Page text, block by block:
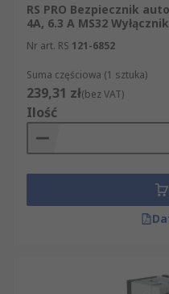
asynchronicznych.
do wyłączników
służących do
jako środek
różnych
napędy silnikowe pomp,
sprężarek, młynów i
RS PRO Bezpiecznik
4A, 6.3 A MS32
Nr art. RS 121-6852
Suma częściowa (1 sztuka)
239,31 zł(bez VAT)
Ilość